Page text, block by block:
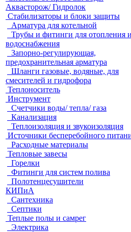
Аквасторож/ Гидролок
Стабилизаторы и блоки защиты
Арматура для котельной
Трубы и фитинги для отопления и
водоснабжения
Запорно-регулирующая,
предохранительная арматура
Шланги газовые, водяные, для
смесителей и гидрофора
Теплоноситель
Инструмент
Счетчики воды/ тепла/ газа
Канализация
Теплоизоляция и звукоизоляция
Источники бесперебойного
Расходные материалы
Тепловые завесы
Горелки
Фитинги для систем полива
Полотенцесушители
КИПиА
Сантехника
Септики
Теплые полы и самрег
Электрика